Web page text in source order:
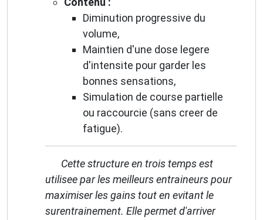
Diminution progressive du
volume,
Maintien d'une dose legere
d'intensite pour garder les
bonnes sensations,
Simulation de course partielle
ou raccourcie (sans creer de
fatigue).
Cette structure en trois temps est
utilisee par les meilleurs entraineurs pour
maximiser les gains tout en evitant le
surentrainement. Elle permet d'arriver